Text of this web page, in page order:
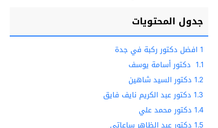
جدول المحتويات
1 افضل دكتور ركبة في جدة
1.1 دكتور أسامة يوسف
1.2 دكتور السيد شاهين
1.3 دكتور عبد الكريم نايف فايق
1.4 دكتور محمد علي
1.5 دكتور عبد الظاهر ساعاتي